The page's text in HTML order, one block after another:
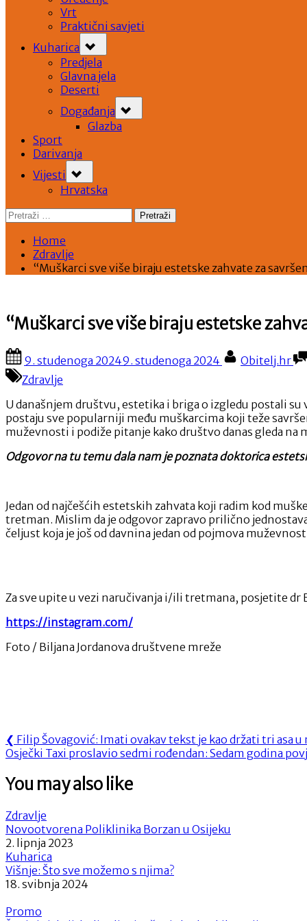
Vrt
Praktični savjeti
Kuharica
sub-
menu
Predjela
Glavna jela
Deserti
Događanja
sub-
menu
Glazba
Sport
Darivanja
Vijesti
sub-
menu
Hrvatska
Pretraži:
Home
Zdravlje
“Muškarci sve više biraju estetske zahvate za
“Muškarci sve više biraju estetske
Posted
on
9. studenoga 20249. studenoga 2024 By
Obitelj.hr
Zdravlje
U današnjem društvu, estetika i briga o izgledu postali su
postaju sve popularniji među muškarcima koji teže
muževnosti i podiže pitanje kako društvo danas gleda na
Odgovor na tu temu dala nam je poznata doktorica
Jedan od najčešćih estetskih zahvata koji radim kod
tretman. Mislim da je odgovor zapravo prilično
čeljust koja je još od davnina jedan od pojmova
Za sve upite u vezi naručivanja i/ili tretmana, posjetite dr
https://instagram.com/
Foto / Biljana Jordanova društvene mreže
Navigacija
objava
❮ Previous
Post:
Filip Šovagović: Imati ovakav tekst je kao držati tri asa u
Next
Osječki Taxi proslavio sedmi rođendan: Sedam godina
You may also like
Zdravlje
Novootvorena Poliklinika Borzan u Osijeku
2. lipnja 2023
Kuharica
Višnje: Što sve možemo s njima?
18. svibnja 2024
Promo